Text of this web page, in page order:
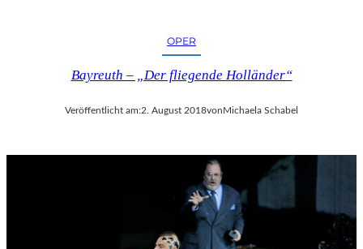
OPER
Bayreuth – „Der fliegende Holländer“
Veröffentlicht am:2. August 2018von Michaela Schabel